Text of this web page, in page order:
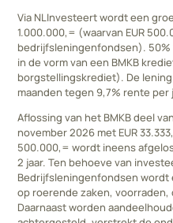
Via NLInvesteert wordt een
1.000.000,= (waarvan EUR
bedrijfsleningenfondsen).
in de vorm van een BMKB
borgstellingskrediet). De
maanden tegen 9,7% rente per
Aflossing van het BMKB deel
november 2026 met EUR
500.000,= wordt ineens
2 jaar. Ten behoeve van
Bedrijfsleningenfondsen
op roerende zaken,
Daarnaast worden